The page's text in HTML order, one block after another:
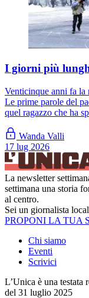
I giorni più
Venticinque anni fa
Le prime parole del
quel ragazzo che ha
Wanda Valli
17 lug 2026
La newsletter
settimana una storia
al centro.
Sei un giornalista
PROPONI LA TUA
Chi siamo
Eventi
Scrivici
L’Unica è una
del 31 luglio 2025